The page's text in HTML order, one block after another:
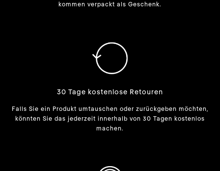
kommen verpackt als Geschenk.
30 Tage kostenlose Retouren
Falls Sie ein Produkt umtauschen oder zurückgeben möchten,
könnten Sie das jederzeit innerhalb von 30 Tagen kostenlos
machen.